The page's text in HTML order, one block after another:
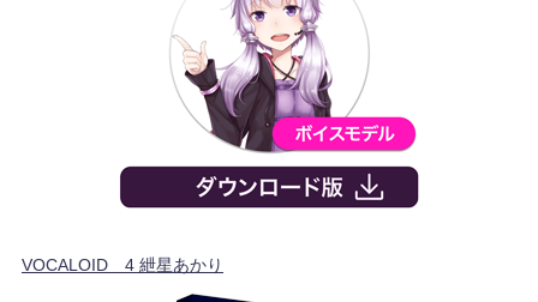
VOCALOID™4 紲星あかり